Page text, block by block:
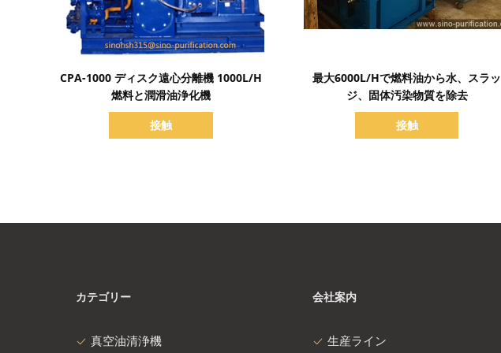
詳細を表示
CPA-1000 ディスク遠心分離機 1000L/H
燃料と潤滑油浄化機
接触
最大6000L/Hで燃料油から水、スラッ
ジ、固体汚染物質を除去
接触
カテゴリー
真空油清浄機
会社案内
生産ライン